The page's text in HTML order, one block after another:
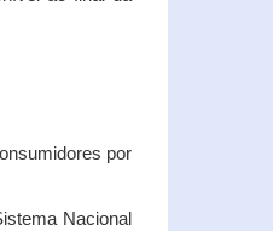
por
Nacional